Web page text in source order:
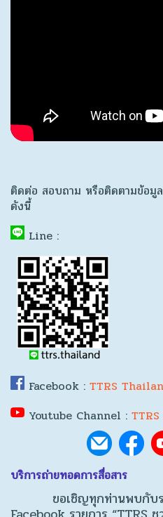
ติดต่อ สอบถาม หรือติดตามข้อมู
ดังนี้
Line :
Facebook : TTRS
Youtube Channel :
บริการถ่ายทอดการสื่อสาร
ขอเชิญทุกท่านพบกับรา